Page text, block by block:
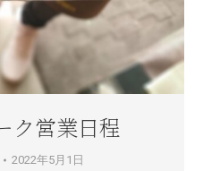
ク営業日程
2022年5月1日